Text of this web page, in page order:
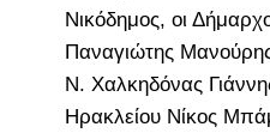
Νικόδημος, οι
Παναγιώτης
Ν. Χαλκηδόνας
Ηρακλείου Νίκος